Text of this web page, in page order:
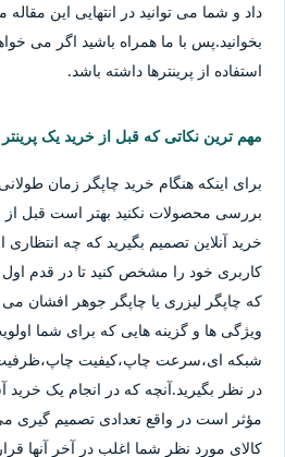
داد و شما می توانید در انتهایی این مقاله
بخوانید.پس با ما همراه باشید اگر می
استفاده از پرینترها داشته باشد.
مهم ترین نکاتی که قبل از خرید یک پرینتر
برای اینکه هنگام خرید چاپگر زمان
بررسی محصولات نکنید بهتر است قبل از
خرید آنلاین تصمیم بگیرید که چه انتظاری
کاربری خود را مشخص کنید تا در قدم
که چاپگر لیزری یا چاپگر جوهر افشان
ویژگی ها و گزینه هایی که برای شما
شبکه ای،سرعت چاپ،کیفیت چاپ،ظرفیت
در نظر بگیرید.آنچه که در انجام یک
مؤثر است در واقع تعدادی تصمیم گیری
کالای مورد نظر شما اغلب در آخر آنها